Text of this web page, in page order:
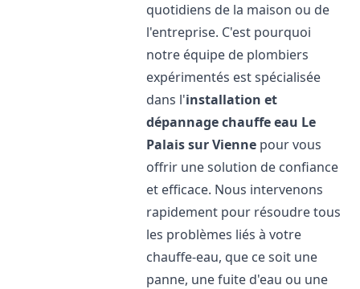
quotidiens de la maison ou de
l'entreprise. C'est pourquoi
notre équipe de plombiers
expérimentés est spécialisée
dans l'installation et
dépannage chauffe eau Le
Palais sur Vienne pour vous
offrir une solution de confiance
et efficace. Nous intervenons
rapidement pour résoudre tous
les problèmes liés à votre
chauffe-eau, que ce soit une
panne, une fuite d'eau ou une